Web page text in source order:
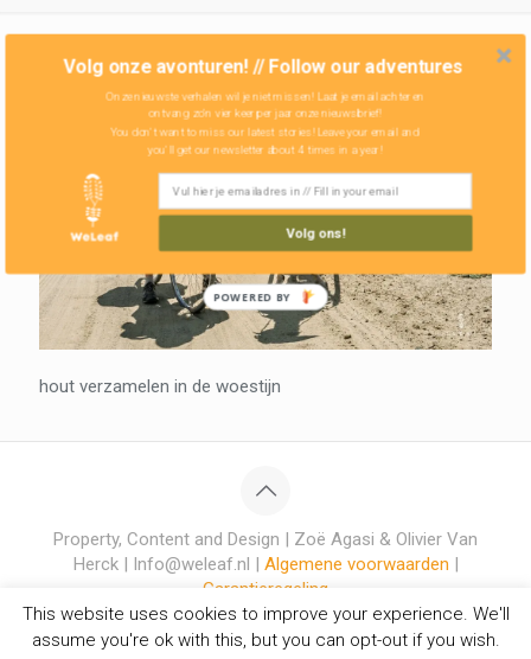
hout verzamelen in de woestijn
Property, Content and Design | Zoë Agasi & Olivier Van
Herck | Info@weleaf.nl | Algemene voorwaarden |
Garantieregeling
This website uses cookies to improve your experience. We'll
assume you're ok with this, but you can opt-out if you wish.
Volg onze avonturen! // Follow our adventures
Onze nieuwste verhalen wil je niet missen! Laat je email achter en
ontvang zo'n vier keer per jaar onze nieuwsbrief!
Volg ons!
You don't want to miss our latest stories! Leave your email and
you'll get our newsletter about 4 times in a year!
POWERED BY